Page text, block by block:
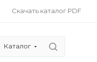
Скачать каталог PDF
Каталог